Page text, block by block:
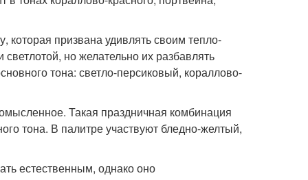
призвана удивлять своим тепло-
но желательно их разбавлять
тона: светло-персиковый, кораллово-
Такая праздничная комбинация
тона. В палитре участвуют бледно-желтый,
естественным, однако оно